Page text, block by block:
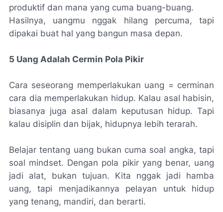
produktif dan mana yang cuma buang-buang.
Hasilnya, uangmu nggak hilang percuma, tapi
dipakai buat hal yang bangun masa depan.
5 Uang Adalah Cermin Pola Pikir
Cara seseorang memperlakukan uang = cerminan
cara dia memperlakukan hidup. Kalau asal habisin,
biasanya juga asal dalam keputusan hidup. Tapi
kalau disiplin dan bijak, hidupnya lebih terarah.
Belajar tentang uang bukan cuma soal angka, tapi
soal mindset. Dengan pola pikir yang benar, uang
jadi alat, bukan tujuan. Kita nggak jadi hamba
uang, tapi menjadikannya pelayan untuk hidup
yang tenang, mandiri, dan berarti.